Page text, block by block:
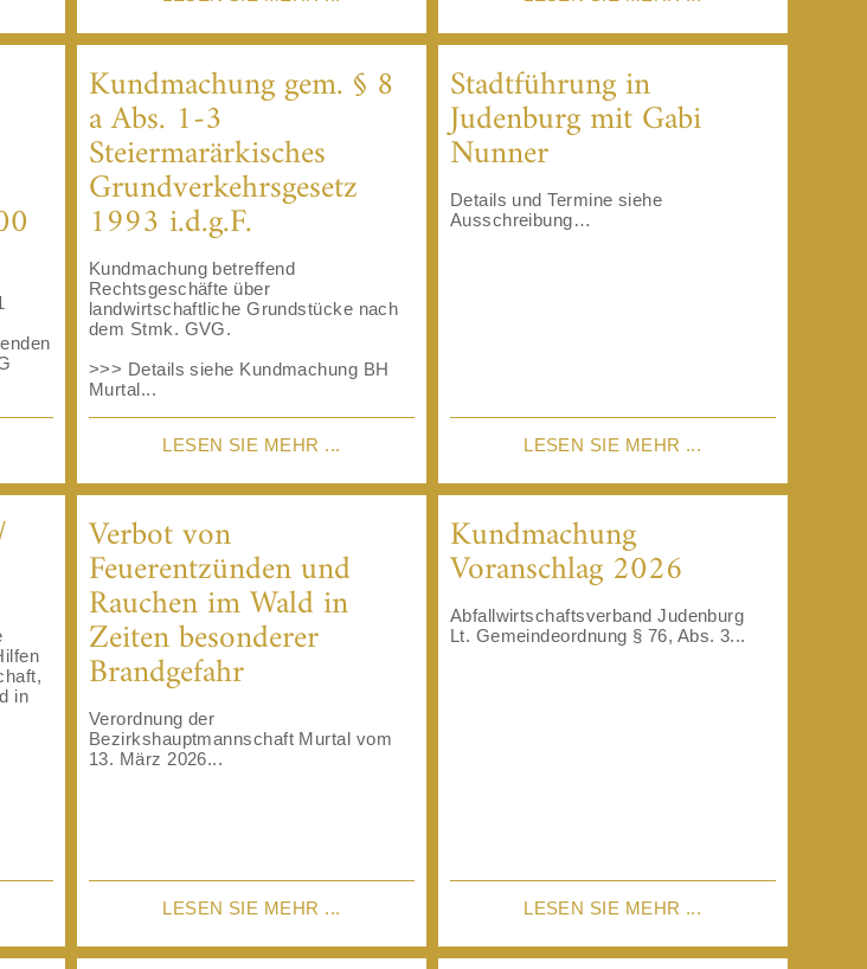
Kundmachung gem. § 8
a Abs. 1-3
Steiermarärkisches
Grundverkehrsgesetz
1993 i.d.g.F.
Kundmachung betreffend
Rechtsgeschäfte über
landwirtschaftliche Grundstücke nach
dem Stmk. GVG.
>>> Details siehe Kundmachung BH
Murtal...
LESEN SIE MEHR ...
Stadtführung in
Judenburg mit Gabi
Nunner
Details und Termine siehe
Ausschreibung…
LESEN SIE MEHR ...
in
Verbot von
Feuerentzünden und
Rauchen im Wald in
Zeiten besonderer
Brandgefahr
Verordnung der
Bezirkshauptmannschaft Murtal vom
13. März 2026...
LESEN SIE MEHR ...
Kundmachung
Voranschlag 2026
Abfallwirtschaftsverband Judenburg
Lt. Gemeindeordnung § 76, Abs. 3...
LESEN SIE MEHR ...